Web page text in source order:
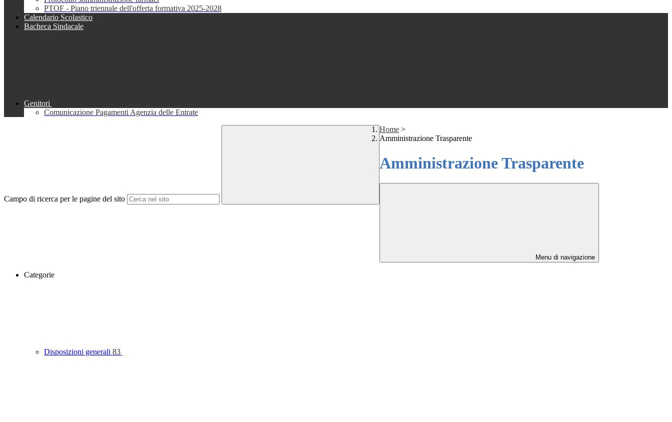
PTOF - Piano triennale dell'offerta formativa 2025-2028
Calendario Scolastico
Bacheca Sindacale
Genitori
Comunicazione Pagamenti Agenzia delle Entrate
Campo di ricerca per le pagine del sito
Home >
Amministrazione Trasparente
Amministrazione Trasparente
Menu di navigazione
Categorie
Disposizioni generali 83